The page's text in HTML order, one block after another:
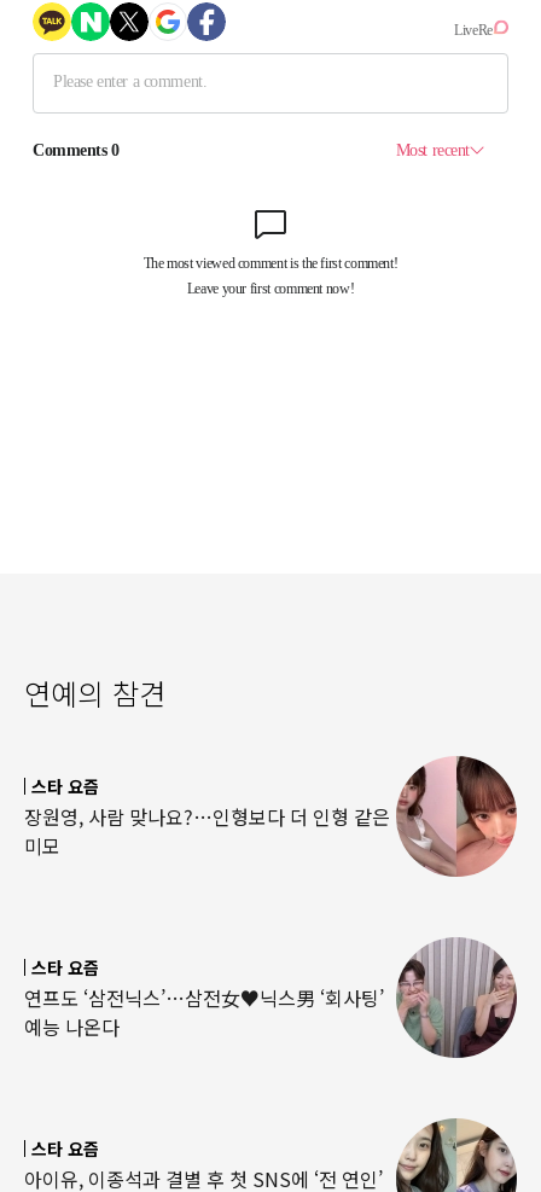
연예의 참견
스타 요즘
장원영, 사람 맞나요?…인형보다 더 인형 같은
미모
스타 요즘
연프도 ‘삼전닉스’…삼전女♥닉스男 ‘회사팅’
예능 나온다
스타 요즘
아이유, 이종석과 결별 후 첫 SNS에 ‘전 연인’